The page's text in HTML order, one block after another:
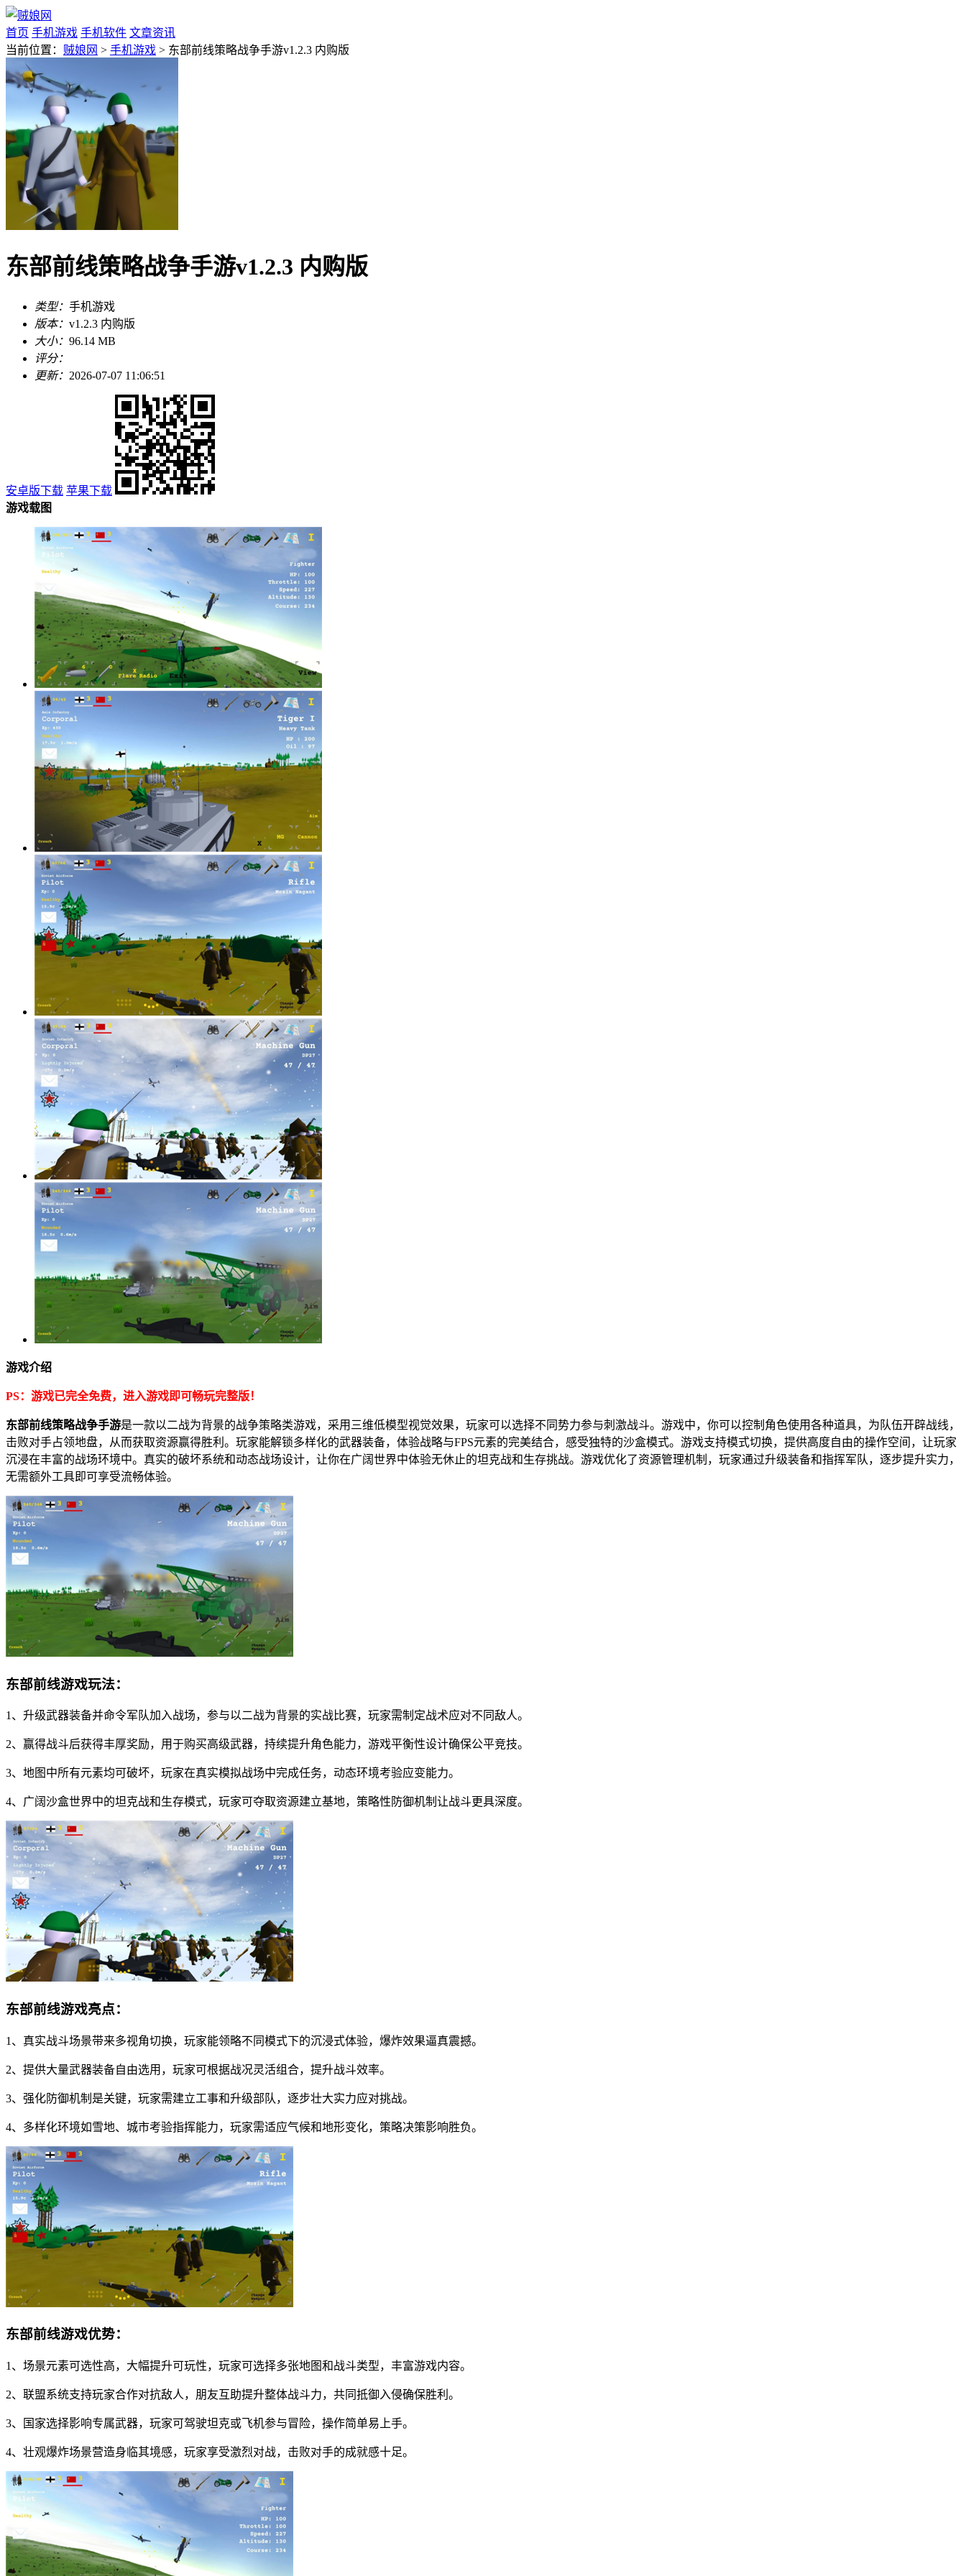
首页 手机游戏 手机软件 文章资讯
当前位置： 贼娘网 > 手机游戏 > 东部前线策略战争手游v1.2.3 内购版
东部前线策略战争手游v1.2.3 内购版
类型： 手机游戏
版本： v1.2.3 内购版
大小： 96.14 MB
评分：
更新： 2026-07-07 11:06:51
安卓版下载 苹果下载
游戏载图
游戏介绍
PS：游戏已完全免费，进入游戏即可畅玩完整版！
东部前线策略战争手游是一款以二战为背景的战争策略类游戏，采用三维低模型视觉效果，玩家可以选择不同势力参与刺激战斗。游戏中，你可以控制角色使用各种道具，为队伍开辟战线，
击败对手占领地盘，从而获取资源赢得胜利。玩家能解锁多样化的武器装备，体验战略与FPS元素的完美结合，感受独特的沙盒模式。游戏支持模式切换，提供高度自由的操作空间，让玩家
沉浸在丰富的战场环境中。真实的破坏系统和动态战场设计，让你在广阔世界中体验无休止的坦克战和生存挑战。游戏优化了资源管理机制，玩家通过升级装备和指挥军队，逐步提升实力，
无需额外工具即可享受流畅体验。
东部前线游戏玩法：
1、升级武器装备并命令军队加入战场，参与以二战为背景的实战比赛，玩家需制定战术应对不同敌人。
2、赢得战斗后获得丰厚奖励，用于购买高级武器，持续提升角色能力，游戏平衡性设计确保公平竞技。
3、地图中所有元素均可破坏，玩家在真实模拟战场中完成任务，动态环境考验应变能力。
4、广阔沙盒世界中的坦克战和生存模式，玩家可夺取资源建立基地，策略性防御机制让战斗更具深度。
东部前线游戏亮点：
1、真实战斗场景带来多视角切换，玩家能领略不同模式下的沉浸式体验，爆炸效果逼真震撼。
2、提供大量武器装备自由选用，玩家可根据战况灵活组合，提升战斗效率。
3、强化防御机制是关键，玩家需建立工事和升级部队，逐步壮大实力应对挑战。
4、多样化环境如雪地、城市考验指挥能力，玩家需适应气候和地形变化，策略决策影响胜负。
东部前线游戏优势：
1、场景元素可选性高，大幅提升可玩性，玩家可选择多张地图和战斗类型，丰富游戏内容。
2、联盟系统支持玩家合作对抗敌人，朋友互助提升整体战斗力，共同抵御入侵确保胜利。
3、国家选择影响专属武器，玩家可驾驶坦克或飞机参与冒险，操作简单易上手。
4、壮观爆炸场景营造身临其境感，玩家享受激烈对战，击败对手的成就感十足。